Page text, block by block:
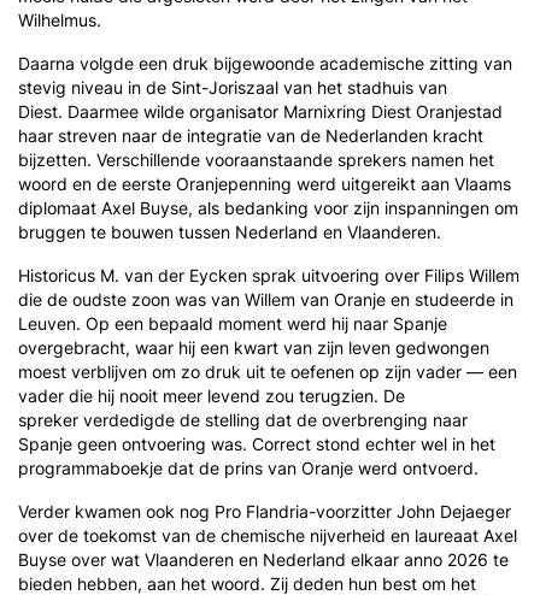
Wilhelmus.
Daarna volgde een druk bijgewoonde academische zitting van
stevig niveau in de Sint-Joriszaal van het stadhuis van
Diest. Daarmee wilde organisator Marnixring Diest Oranjestad
haar streven naar de integratie van de Nederlanden kracht
bijzetten. Verschillende vooraanstaande sprekers namen het
woord en de eerste Oranjepenning werd uitgereikt aan Vlaams
diplomaat Axel Buyse, als bedanking voor zijn inspanningen om
bruggen te bouwen tussen Nederland en Vlaanderen.
Historicus M. van der Eycken sprak uitvoering over Filips Willem
die de oudste zoon was van Willem van Oranje en studeerde in
Leuven. Op een bepaald moment werd hij naar Spanje
overgebracht, waar hij een kwart van zijn leven gedwongen
moest verblijven om zo druk uit te oefenen op zijn vader — een
vader die hij nooit meer levend zou terugzien. De
spreker verdedigde de stelling dat de overbrenging naar
Spanje geen ontvoering was. Correct stond echter wel in het
programmaboekje dat de prins van Oranje werd ontvoerd.
Verder kwamen ook nog Pro Flandria-voorzitter John Dejaeger
over de toekomst van de chemische nijverheid en laureaat Axel
Buyse over wat Vlaanderen en Nederland elkaar anno 2026 te
bieden hebben, aan het woord. Zij deden hun best om het